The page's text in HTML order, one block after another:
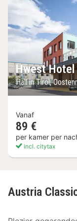
Hwest Hotel
Hall in Tirol,
Vanaf
89 €
per kamer per
incl. citytax
Austria